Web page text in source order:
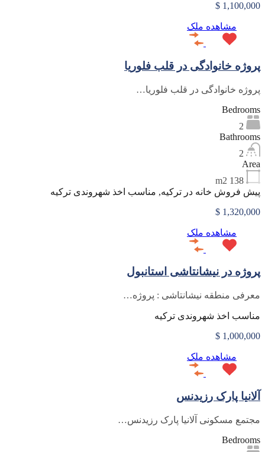
1,100,000 $
مشاهده ملک
پروژه خانوادگی در قلب فلوریا
پروژه خانوادگی در قلب فلوریا…
Bedrooms
2
Bathrooms
2
Area
138
m2
پیش فروش خانه در ترکیه, مناسب اخذ شهروندی ترکیه
1,320,000 $
مشاهده ملک
پروژه در نیشانتاشی استانبول
معرفی منطقه نیشانتاشی : پروژه…
مناسب اخذ شهروندی ترکیه
1,000,000 $
مشاهده ملک
آلانیا پارک رزیدنس
مجتمع مسکونی آلانیا پارک رزیدنس…
Bedrooms